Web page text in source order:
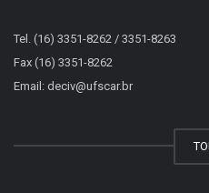
Tel. (16) 3351-8262 / 3351-8263
Fax (16) 3351-8262
Email: deciv@ufscar.br